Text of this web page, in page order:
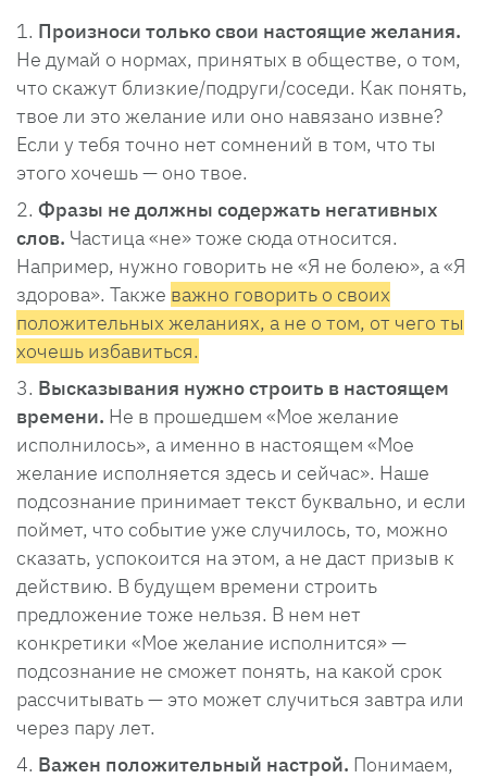
Произноси только свои настоящие желания.
Не думай о нормах, принятых в обществе, о том,
что скажут близкие/подруги/соседи. Как понять,
твое ли это желание или оно навязано извне?
Если у тебя точно нет сомнений в том, что ты
этого хочешь — оно твое.
Фразы не должны содержать негативных
слов. Частица «не» тоже сюда относится.
Например, нужно говорить не «Я не болею», а «Я
здорова». Также важно говорить о своих
положительных желаниях, а не о том, от чего ты
хочешь избавиться.
Высказывания нужно строить в настоящем
времени. Не в прошедшем «Мое желание
исполнилось», а именно в настоящем «Мое
желание исполняется здесь и сейчас». Наше
подсознание принимает текст буквально, и если
поймет, что событие уже случилось, то, можно
сказать, успокоится на этом, а не даст призыв к
действию. В будущем времени строить
предложение тоже нельзя. В нем нет
конкретики «Мое желание исполнится» —
подсознание не сможет понять, на какой срок
рассчитывать — это может случиться завтра или
через пару лет.
Важен положительный настрой. Понимаем,